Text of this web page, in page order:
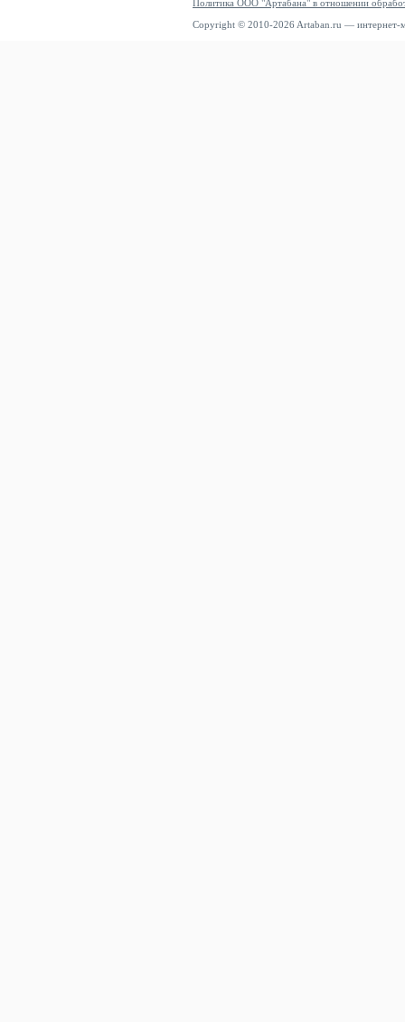
Политика ООО "Артабана" в отношении
Copyright © 2010-2026 Artaban.ru — интернет-